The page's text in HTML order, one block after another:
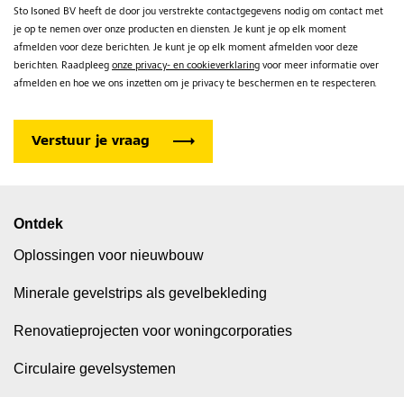
Sto Isoned BV heeft de door jou verstrekte contactgegevens nodig om contact met
je op te nemen over onze producten en diensten. Je kunt je op elk moment
afmelden voor deze berichten. Je kunt je op elk moment afmelden voor deze
berichten. Raadpleeg onze privacy- en cookieverklaring voor meer informatie over
afmelden en hoe we ons inzetten om je privacy te beschermen en te respecteren.
Ontdek
Oplossingen voor nieuwbouw
Minerale gevelstrips als gevelbekleding
Renovatieprojecten voor woningcorporaties
Circulaire gevelsystemen